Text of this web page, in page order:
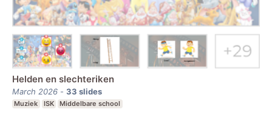
Helden en slechteriken
March 2026 - 33 slides
Muziek ISK Middelbare school